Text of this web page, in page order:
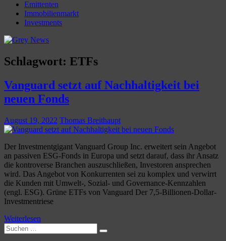
Emittenten
Immobilienmarkt
Investments
Schlagwort: ETFs
Vanguard setzt auf Nachhaltigkeit bei
neuen Fonds
August 19, 2022 Thomas Breithaupt
Der Investmentgigant Vanguard Group Inc. erweitert sein Angebot
an passiven ESG-Fonds in Europa und setzt darauf, dass ihr Ansatz
die kontroverse Branchen auszuschließen, Investoren ansprechen
wird. Das Angebot von Konkurrenten sei zu komplex und verwirrt
die Kunden mit Umwelt-, Sozial- und Governance-Kennzahlen
(engl. ESG). Grüne ETFs von Vanguard Der 7,5-Billionen-Dollar-
Investmentriese
Weiterlesen
Suchen
nach:
Suchen